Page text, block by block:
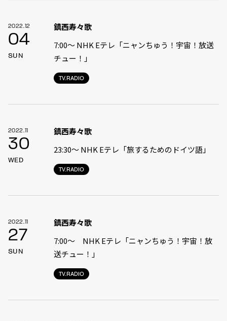
2022.12
04
SUN
TV.RADIO
鎮西寿々歌
7:00〜 NHK Eテレ「ニャンちゅう！宇宙！放送
チュー！」
2022.11
30
WED
TV.RADIO
鎮西寿々歌
23:30〜 NHK Eテレ「旅するためのドイツ語」
2022.11
27
SUN
TV.RADIO
鎮西寿々歌
7:00〜 NHK Eテレ「ニャンちゅう！宇宙！放
送チュー！」